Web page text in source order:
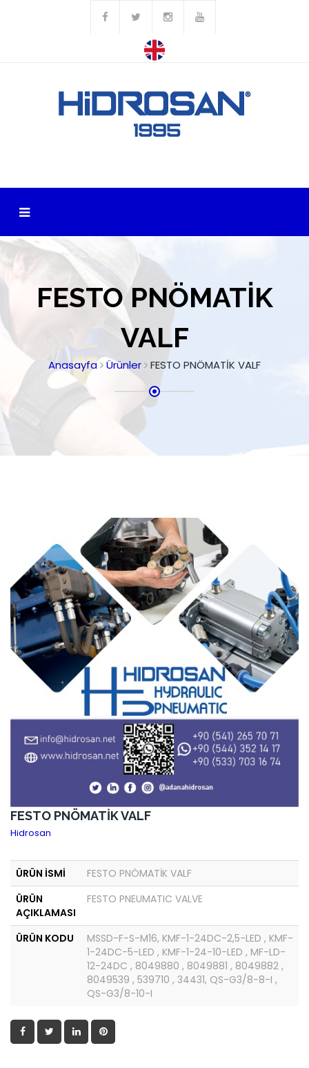
FESTO PNÖMATİK
VALF
Anasayfa Ürünler FESTO PNÖMATİK VALF
FESTO PNÖMATİK VALF
Hidrosan
ÜRÜN İSMİ
FESTO PNÖMATİK VALF
ÜRÜN
AÇIKLAMASI
FESTO PNEUMATIC VALVE
ÜRÜN KODU
MSSD-F-S-M16, KMF-1-24DC-2,5-LED , KMF-
1-24DC-5-LED , KMF-1-24-10-LED , MF-LD-
12-24DC , 8049880 , 8049881 , 8049882 ,
8049539 , 539710 , 34431, QS-G3/8-8-I ,
QS-G3/8-10-I